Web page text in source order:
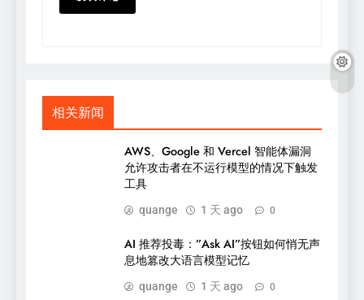
相关新闻
AWS、Google 和 Vercel 智能体漏洞
允许攻击者在不运行模型的情况下触发
工具
quange 1 天 ago 0
AI 推荐投毒：”Ask AI”按钮如何悄无声
息地篡改大语言模型记忆
quange 1 天 ago 0